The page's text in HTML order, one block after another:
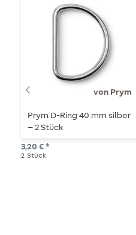
von Prym
Prym D-Ring 40 mm silber
– 2 Stück
3,20 € *
2 Stück